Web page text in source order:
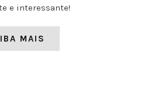
e interessante!
MAIS